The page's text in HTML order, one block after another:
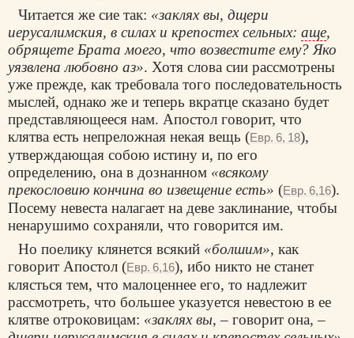
Читается же сие так: «заклях вы, дщери
иерусалимския, в силах и крепостех сельных: аще,
обрящете Брата моего, что возвестите ему? Яко
уязвлена любовно аз». Хотя слова сии рассмотрены
уже прежде, как требовала того последовательность
мыслей, однако же и теперь вкратце сказано будет
представляющееся нам. Апостол говорит, что
клятва есть непреложная некая вещь (Евр. 6, 18),
утверждающая собою истину и, по его
определению, она в дознанном «всякому
прекословию кончина во извещение есть» (Евр. 6,16).
Посему невеста налагает на деве заклинание, чтобы
ненарушимо сохраняли, что говорится им.
Но пoелику клянется всякий «болшим», как
говорит Апостол (Евр. 6,16), ибо никто не станет
клясться тем, что малоценнее его, то надлежит
рассмотреть, что большее указуется невестою в ее
клятве отроковицам: «заклях вы, – говорит она, –